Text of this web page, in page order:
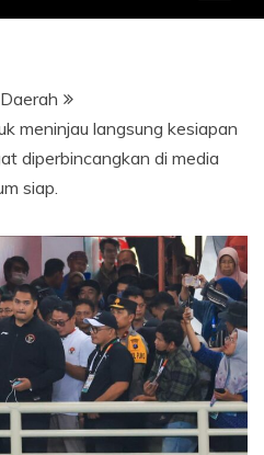
Daerah
meninjau langsung kesiapan
diperbincangkan di media
siap.